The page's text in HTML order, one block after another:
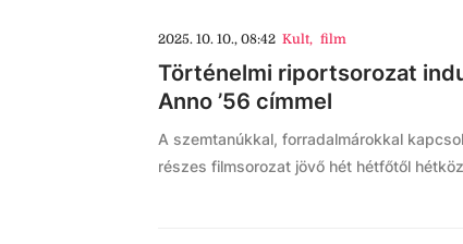
2025. 10. 10., 08:42 Kult, film
Történelmi riportsorozat
Anno ’56 címmel
A szemtanúkkal, forradalmárokkal
részes filmsorozat jövő hét hétfőtől